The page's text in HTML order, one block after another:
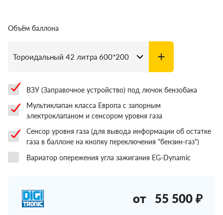
Объём баллона
ВЗУ (Заправочное устройство) под лючок бензобака
Мультиклапан класса Европа с запорным
электроклапаном и сенсором уровня газа
Сенсор уровня газа (для вывода информации об остатке
газа в баллоне на кнопку переключения "бензин-газ")
Вариатор опережения угла зажигания EG-Dynamic
от 55 500 ₽